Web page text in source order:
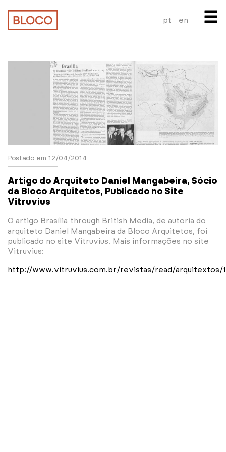
pt en
Postado em 12/04/2014
Artigo do Arquiteto Daniel Mangabeira, Sócio
da Bloco Arquitetos, Publicado no Site
Vitruvius
O artigo Brasília through British Media, de autoria do
arquiteto Daniel Mangabeira da Bloco Arquitetos, foi
publicado no site Vitruvius. Mais informações no site
Vitruvius:
http://www.vitruvius.com.br/revistas/read/arquitextos/